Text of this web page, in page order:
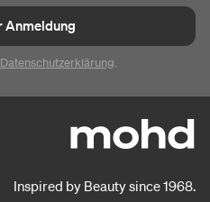
Anmeldung
Datenschutzerklärung.
Inspired by Beauty since 1968.